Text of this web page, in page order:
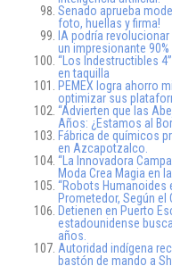
Senado aprueba
foto, huellas y firma!
IA podría
un impresionante
“Los Indestructibles
en taquilla
PEMEX logra ahorro
optimizar sus
“Advierten que las
Años: ¿Estamos al
Fábrica de químicos
en Azcapotzalco.
“La Innovadora
Moda Crea Magia en
“Robots Humanoides
Prometedor, Según el
Detienen en Puerto
estadounidense
años.
Autoridad indígena
bastón de mando a